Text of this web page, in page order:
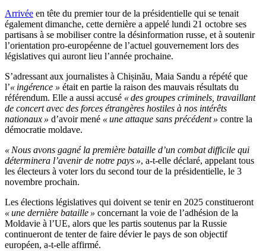
Arrivée en tête du premier tour de la présidentielle qui se tenait
également dimanche, cette dernière a appelé lundi 21 octobre ses
partisans à se mobiliser contre la désinformation russe, et à soutenir
l’orientation pro-européenne de l’actuel gouvernement lors des
législatives qui auront lieu l’année prochaine.
S’adressant aux journalistes à Chișinău, Maia Sandu a répété que
l’« ingérence » était en partie la raison des mauvais résultats du
référendum. Elle a aussi accusé « des groupes criminels, travaillant
de concert avec des forces étrangères hostiles à nos intérêts
nationaux » d’avoir mené « une attaque sans précédent » contre la
démocratie moldave.
« Nous avons gagné la première bataille d’un combat difficile qui
déterminera l’avenir de notre pays », a-t-elle déclaré, appelant tous
les électeurs à voter lors du second tour de la présidentielle, le 3
novembre prochain.
Les élections législatives qui doivent se tenir en 2025 constitueront
« une dernière bataille » concernant la voie de l’adhésion de la
Moldavie à l’UE, alors que les partis soutenus par la Russie
continueront de tenter de faire dévier le pays de son objectif
européen, a-t-elle affirmé.